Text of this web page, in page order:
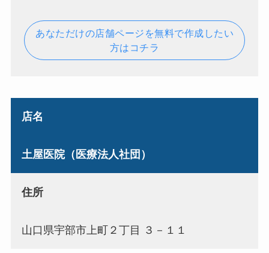
あなただけの店舗ページを無料で作成したい
方はコチラ
店名
土屋医院（医療法人社団）
住所
山口県宇部市上町２丁目 ３－１１